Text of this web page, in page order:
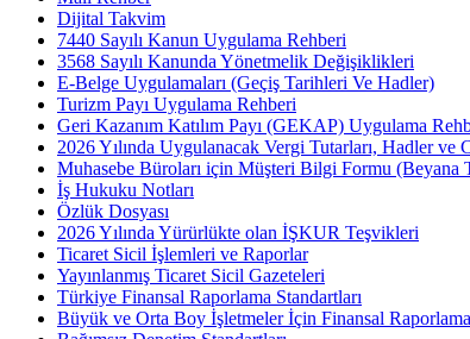
Dijital Takvim
7440 Sayılı Kanun Uygulama Rehberi
3568 Sayılı Kanunda Yönetmelik Değişiklikleri
E-Belge Uygulamaları (Geçiş Tarihleri Ve Hadler)
Turizm Payı Uygulama Rehberi
Geri Kazanım Katılım Payı (GEKAP) Uygulama
2026 Yılında Uygulanacak Vergi Tutarları, Hadler ve
Muhasebe Büroları için Müşteri Bilgi Formu
İş Hukuku Notları
Özlük Dosyası
2026 Yılında Yürürlükte olan İŞKUR Teşvikleri
Ticaret Sicil İşlemleri ve Raporlar
Yayınlanmış Ticaret Sicil Gazeteleri
Türkiye Finansal Raporlama Standartları
Büyük ve Orta Boy İşletmeler İçin Finansal